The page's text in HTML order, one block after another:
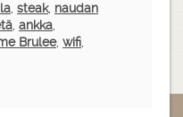
, steak, naudan
, ankka,
Brulee, wifi,